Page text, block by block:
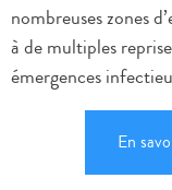
nombreuses zones
à de multiples
émergences
En